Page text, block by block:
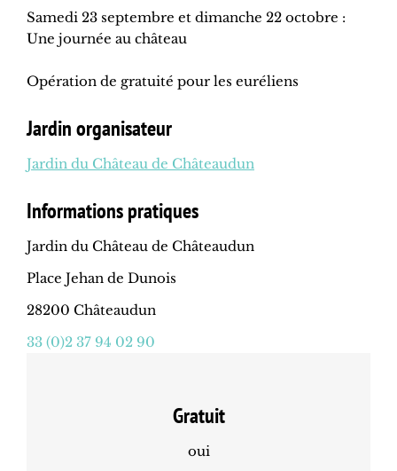
Samedi 23 septembre et dimanche 22 octobre :
Une journée au château
Opération de gratuité pour les euréliens
Jardin organisateur
Jardin du Château de Châteaudun
Informations pratiques
Jardin du Château de Châteaudun
Place Jehan de Dunois
28200 Châteaudun
33 (0)2 37 94 02 90
Gratuit
oui